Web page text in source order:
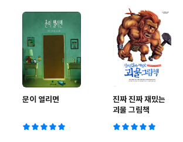
문이 열리면
진짜 진짜 재밌는
괴물 그림책